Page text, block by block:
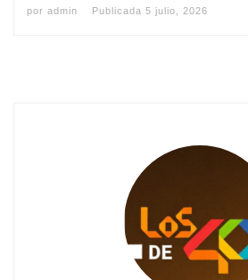
por admin Publicada 5 julio, 2026